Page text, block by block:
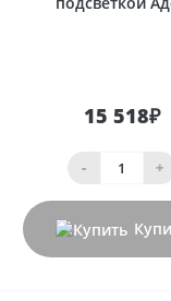
15 518₽
- +